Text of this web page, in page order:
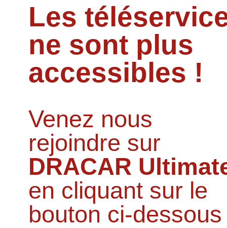
Les
ne sont plus
accessibles !
Venez nous
rejoindre sur
DRACAR
en cliquant sur le
bouton ci-